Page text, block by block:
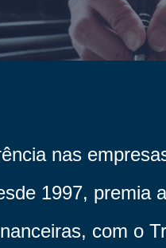
nas
1997, premia
com o